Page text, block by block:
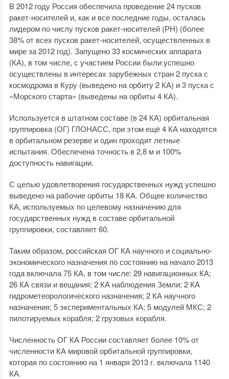
В 2012 году Россия обеспечила проведение 24 пусков
ракет-носителей и, как и все последние годы, осталась
лидером по числу пусков ракет-носителей (РН) (более
38% от всех пусков ракет-носителей, осуществленных в
мире за 2012 год). Запущено 33 космических аппарата
(КА), в том числе, с участием России были успешно
осуществлены в интересах зарубежных стран 2 пуска с
космодрома в Куру (выведено на орбиту 2 КА) и 3 пуска с
«Морского старта» (выведены на орбиты 4 КА).
Используется в штатном составе (в 24 КА) орбитальная
группировка (ОГ) ГЛОНАСС, при этом ещё 4 КА находятся
в орбитальном резерве и один проходит летные
испытания. Обеспечена точность в 2,8 м и 100%
доступность навигации.
С целью удовлетворения государственных нужд успешно
выведено на рабочие орбиты 18 КА. Общее количество
КА, используемых по целевому назначению для
государственных нужд в составе орбитальной
группировки, составляет 60.
Таким образом, российская ОГ КА научного и социально-
экономического назначения по состоянию на начало 2013
года включала 75 КА, в том числе: 29 навигационных КА;
26 КА связи и вещания; 2 КА наблюдения Земли; 2 КА
гидрометеорологического назначения; 2 КА научного
назначения; 5 экспериментальных КА; 5 модулей МКС; 2
пилотируемых корабля; 2 грузовых корабля.
Численность ОГ КА России составляет более 10% от
численности КА мировой орбитальной группировки,
которая по состоянию на 1 января 2013 г. включала 1140
КА.